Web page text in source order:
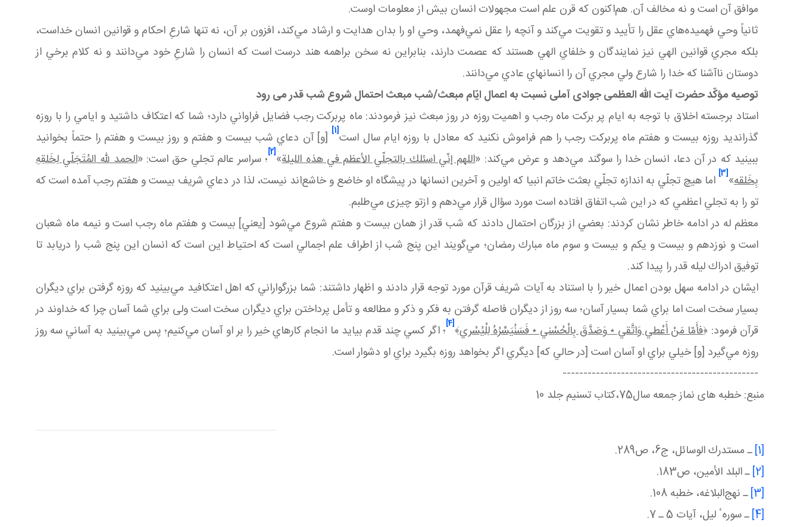
موافق آن است و نه مخالف آن. هم‌اكنون كه قرن علم است مجهولات انسان بيش از معلومات اوست.
ثانياً وحي فهميده‌هاي عقل را تأييد و تقويت مي‌كند و آنچه را عقل نمي‌فهمد، وحي او را بدان هدايت و ارشاد مي‌كند، افزون بر آن، نه تنها شارعِ احكام و قوانين انسان خداست،
بلكه مجري قوانين الهي نيز نمايندگان و خلفاي الهي هستند كه عصمت دارند، بنابراين نه سخن براهمه هند درست است كه انسان را شارعِ خود مي‌دانند و نه كلام برخي از
دوستان ناآشنا كه خدا را شارع ولي مجري آن را انسانهاي عادي مي‌دانند.
توصیه مؤکّد حضرت آیت الله العظمی جوادی آملی نسبت به اعمال ایّام مبعث/شب مبعث احتمال شروع شب قدر می رود
استاد برجسته اخلاق با توجه به ایام پر برکت ماه رجب و اهمیت روزه در روز مبعث نیز فرمودند: ماه پربركت رجب فضايل فراواني دارد؛ شما كه اعتكاف داشتيد و ايامي را با روزه
گذرانديد روزه بيست و هفتم ماه پربركت رجب را هم فراموش نكنيد كه معادل با روزه ايام سال است[1] [و] آن دعاي شب بيست و هفتم و روز بيست و هفتم را حتماً بخوانيد
ببينيد كه در آن دعا، انسان خدا را سوگند مي‌دهد و عرض مي‌كند: «اللهم إنّي اسئلك بالتجلّي الأعظم في هذه الليلة»
[2]؛ سراسر عالم تجلي حق است: «الحمد لله المُتَجَلّي لِخَلقِهِ
بِخَلقه»
[3] اما هيچ تجلّي به اندازه تجلّي بعثت خاتم انبيا كه اولين و آخرين انسانها در پيشگاه او خاضع و خاشع‌اند نيست، لذا در دعاي شريف بيست و هفتم رجب آمده است كه
تو را به تجلي اعظمي كه در اين شب اتفاق افتاده است مورد سؤال قرار مي‌دهم و ازتو چيزی مي‌طلبم.
معظم له در ادامه خاطر نشان کردند: بعضي از بزرگان احتمال دادند كه شب قدر از همان بيست و هفتم شروع مي‌شود [يعني] بيست و هفتم ماه رجب است و نيمه ماه شعبان
است و نوزدهم و بيست و يكم و بيست و سوم ماه مبارك رمضان؛ مي‌گويند اين پنج شب از اطراف علم اجمالي است كه احتياط اين است كه انسان اين پنج شب را دريابد تا
توفيق ادراك ليله قدر را پيدا كند.
ایشان در ادامه سهل بودن اعمال خیر را با استناد به آیات شریف قرآن مورد توجه قرار دادند و اظهار داشتند: شما بزرگواراني كه اهل اعتكافيد مي‌بينيد كه روزه گرفتن براي ديگران
بسيار سخت است اما براي شما بسيار آسان؛ سه روز از ديگران فاصله گرفتن به فكر و ذكر و مطالعه و تأمل پرداختن براي ديگران سخت است ولی براي شما آسان چرا که خداوند در
قرآن فرمود: ﴿فأَمّا مَنْ أَعْطي وَاتَّقي ٭ وَصَدَّقَ بِالْحُسْني ٭ فَسَنُيَسِّرُهُ لِلْيُسْري﴾[4]؛ اگر كسي چند قدم بيايد ما انجام كارهاي خير را بر او آسان مي‌كنيم؛ پس مي‌بينيد به آساني سه روز
روزه مي‌گيرد [و] خيلي براي او آسان است [در حالي كه] ديگري اگر بخواهد روزه بگيرد براي او دشوار است.
-----------------------------------------------
منبع: خطبه های نماز جمعه سال75،کتاب تسنيم جلد 10
[1]ـ مستدرك الوسائل، ج6، ص289.
[2]ـ البلد الأمين، ص183.
[3]ـ نهج‌البلاغه، خطبه 108.
[4]ـ سورهٴ ليل، آيات 5 ـ 7.